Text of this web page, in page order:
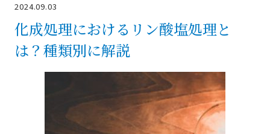
042-531-5461
受付時間：平日 9:00～17:00
カチオン電着塗装とは
2024.09.03
化成処理におけるリン酸塩処理と
は？種類別に解説